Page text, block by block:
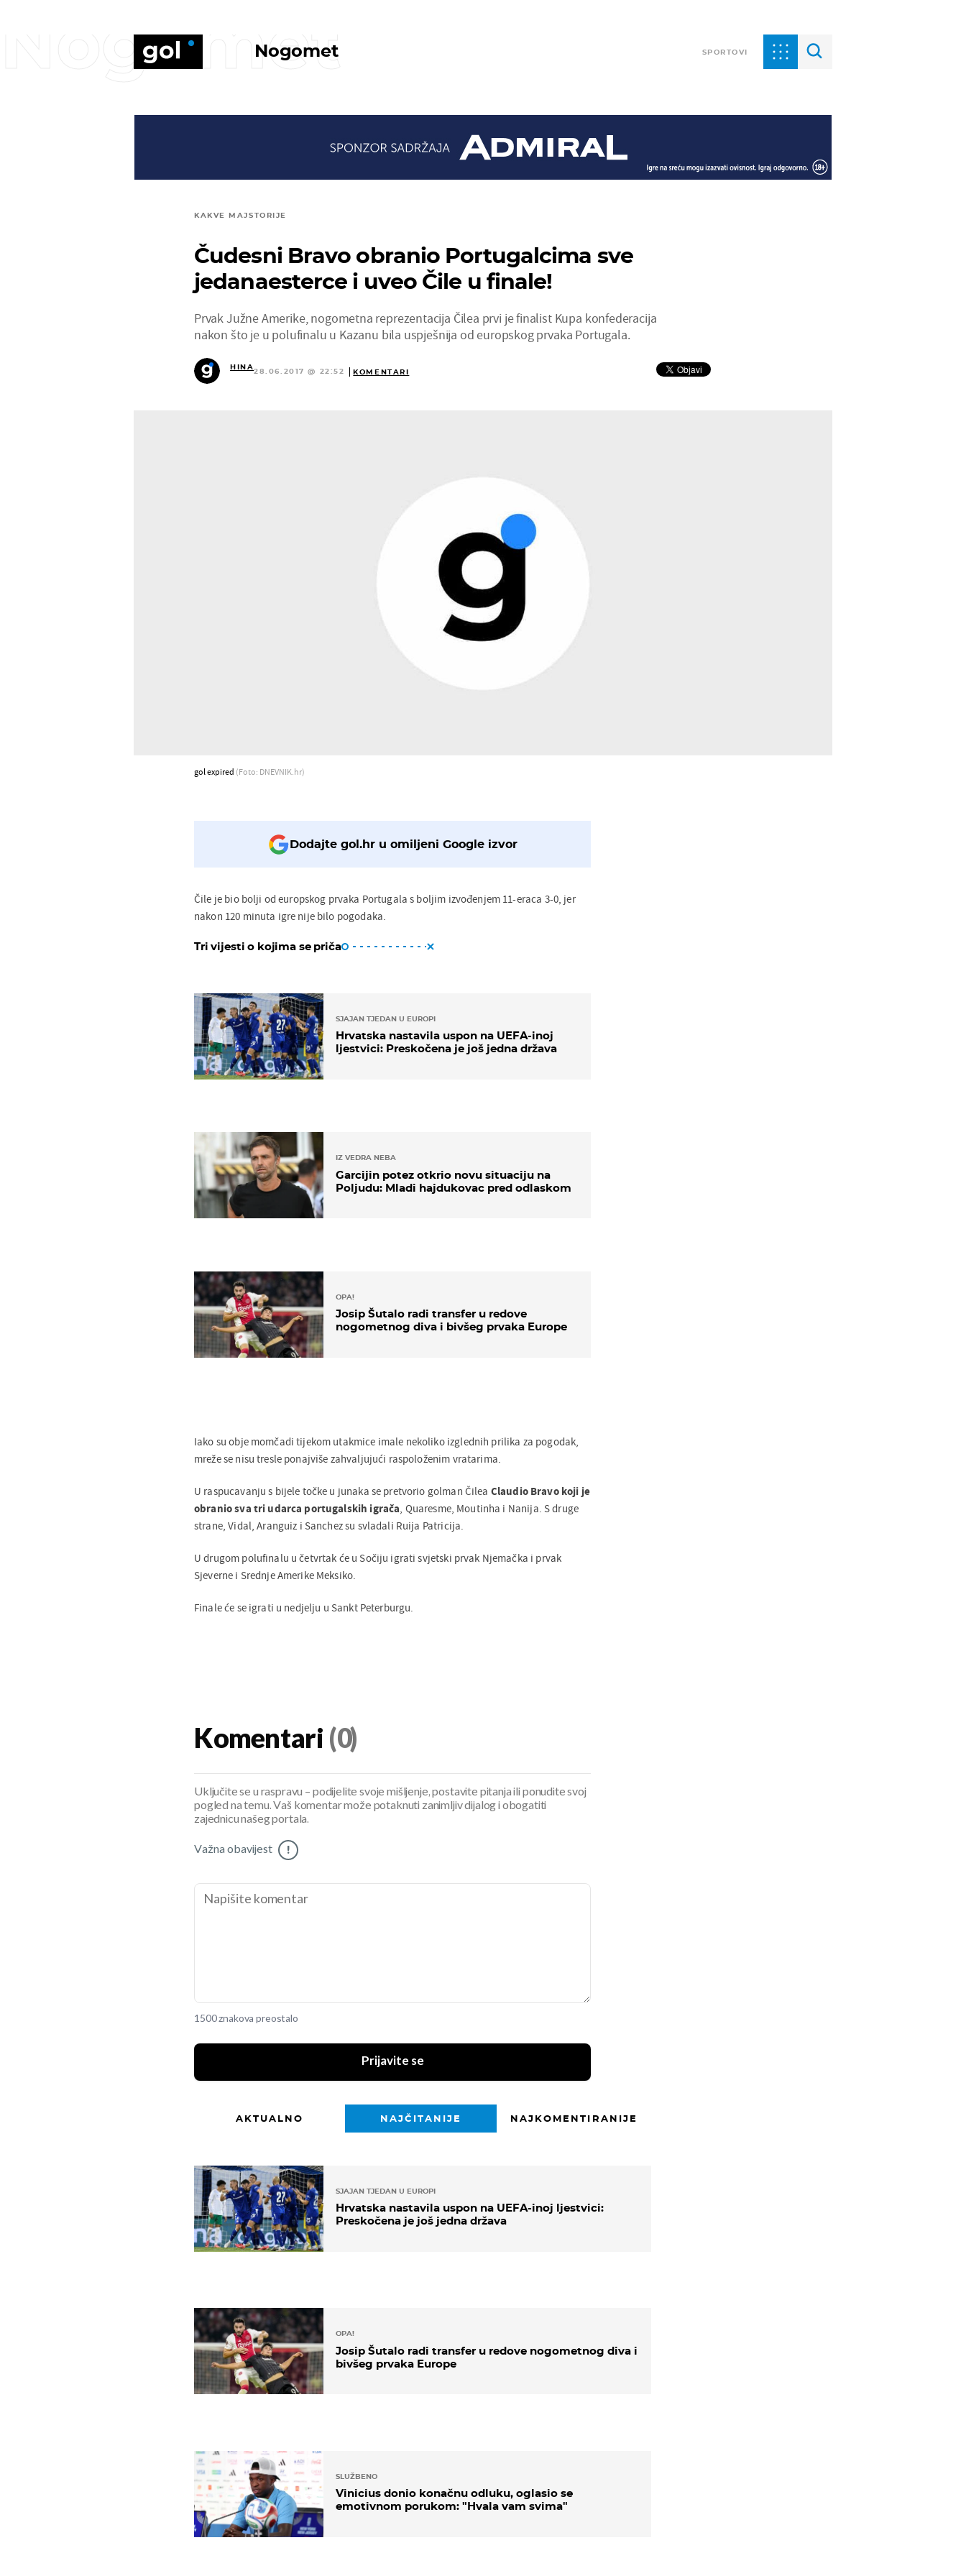
Nogomet SPORTOVI
Nogomet
KAKVE MAJSTORIJE
Čudesni Bravo obranio Portugalcima sve
jedanaesterce i uveo Čile u finale!
Prvak Južne Amerike, nogometna reprezentacija Čilea prvi je finalist Kupa konfederacija
nakon što je u polufinalu u Kazanu bila uspješnija od europskog prvaka Portugala.
HINA
28.06.2017 @ 22:52 KOMENTARI
gol expired (Foto: DNEVNIK.hr)
Dodajte gol.hr u omiljeni Google izvor
Čile je bio bolji od europskog prvaka Portugala s boljim izvođenjem 11-eraca 3-0, jer
nakon 120 minuta igre nije bilo pogodaka.
Tri vijesti o kojima se priča
SJAJAN TJEDAN U EUROPI
Hrvatska nastavila uspon na UEFA-inoj
ljestvici: Preskočena je još jedna država
IZ VEDRA NEBA
Garcijin potez otkrio novu situaciju na
Poljudu: Mladi hajdukovac pred odlaskom
OPA!
Josip Šutalo radi transfer u redove
nogometnog diva i bivšeg prvaka Europe
Iako su obje momčadi tijekom utakmice imale nekoliko izglednih prilika za pogodak,
mreže se nisu tresle ponajviše zahvaljujući raspoloženim vratarima.
U raspucavanju s bijele točke u junaka se pretvorio golman Čilea Claudio Bravo koji je
obranio sva tri udarca portugalskih igrača, Quaresme, Moutinha i Nanija. S druge
strane, Vidal, Aranguiz i Sanchez su svladali Ruija Patricija.
U drugom polufinalu u četvrtak će u Sočiju igrati svjetski prvak Njemačka i prvak
Sjeverne i Srednje Amerike Meksiko.
Finale će se igrati u nedjelju u Sankt Peterburgu.
Komentari (0)
Uključite se u raspravu – podijelite svoje mišljenje, postavite pitanja ili ponudite svoj
pogled na temu. Vaš komentar može potaknuti zanimljiv dijalog i obogatiti
zajednicu našeg portala.
Važna obavijest !
1500 znakova preostalo
Prijavite se
AKTUALNO NAJČITANIJE NAJKOMENTIRANIJE
SJAJAN TJEDAN U EUROPI
Hrvatska nastavila uspon na UEFA-inoj ljestvici:
Preskočena je još jedna država
OPA!
Josip Šutalo radi transfer u redove nogometnog diva i
bivšeg prvaka Europe
SLUŽBENO
Vinicius donio konačnu odluku, oglasio se
emotivnom porukom: "Hvala vam svima"